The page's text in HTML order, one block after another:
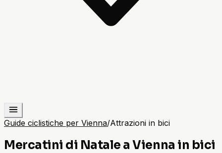
Guide ciclistiche per Vienna/Attrazioni in bici
Mercatini di Natale a Vienna in bici